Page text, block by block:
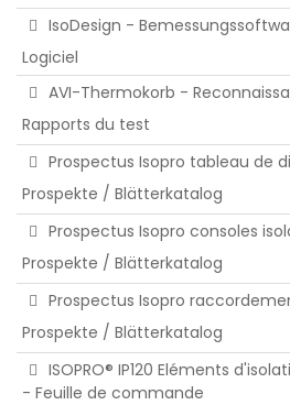
IsoDesign -
Logiciel
AVI-Thermokorb -
Rapports du test
Prospectus Isopro tableau de
Prospekte / Blätterkatalog
Prospectus Isopro consoles
Prospekte / Blätterkatalog
Prospectus Isopro
Prospekte / Blätterkatalog
ISOPRO® IP120 Eléments
- Feuille de commande